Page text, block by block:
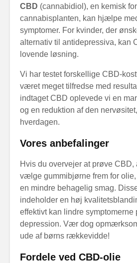
CBD (cannabidiol), en kemisk
cannabisplanten, kan hjælpe
symptomer. For kvinder, der
alternativ til antidepressiva, kan
lovende løsning.
Vi har testet forskellige CBD-
været meget tilfredse med
indtaget CBD oplevede vi en
og en reduktion af den
hverdagen.
Vores anbefalinger
Hvis du overvejer at prøve CBD,
vælge gummibjørne frem for
en mindre behagelig smag.
indeholder en høj
effektivt kan lindre symptomerne
depression. Vær dog
ude af børns rækkevidde!
Fordele ved CBD-olie